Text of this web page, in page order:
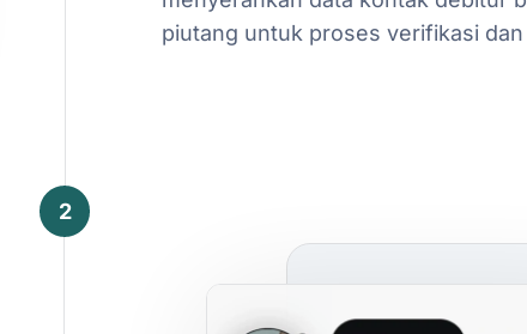
piutang untuk proses verifikasi dan
2